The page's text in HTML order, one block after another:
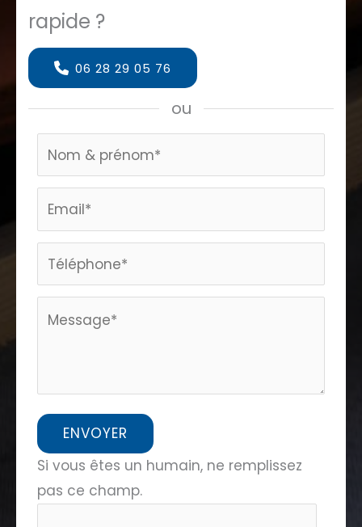
rapide ?
06 28 29 05 76
ou
Formulaire
home
ENVOYER
Si vous êtes un humain, ne remplissez
pas ce champ.